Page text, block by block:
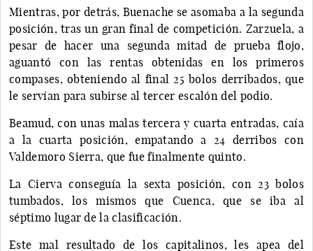
Mientras, por detrás, Buenache se asomaba a la segunda
posición, tras un gran final de competición. Zarzuela, a
pesar de hacer una segunda mitad de prueba flojo,
aguantó con las rentas obtenidas en los primeros
compases, obteniendo al final 25 bolos derribados, que
le servían para subirse al tercer escalón del podio.
Beamud, con unas malas tercera y cuarta entradas, caía
a la cuarta posición, empatando a 24 derribos con
Valdemoro Sierra, que fue finalmente quinto.
La Cierva conseguía la sexta posición, con 23 bolos
tumbados, los mismos que Cuenca, que se iba al
séptimo lugar de la clasificación.
Este mal resultado de los capitalinos, les apea del